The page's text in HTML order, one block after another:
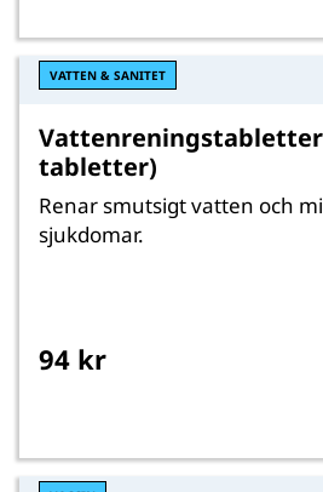
VATTEN & SANITET
Vattenreningstabletter
tabletter)
Renar smutsigt vatten och
sjukdomar.
94 kr